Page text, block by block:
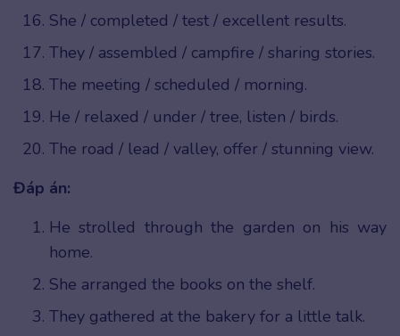
She / completed / test / excellent results.
They / assembled / campfire / sharing stories.
The meeting / scheduled / morning.
He / relaxed / under / tree, listen / birds.
The road / lead / valley, offer / stunning view.
Đáp án:
He strolled through the garden on his way
home.
She arranged the books on the shelf.
They gathered at the bakery for a little talk.